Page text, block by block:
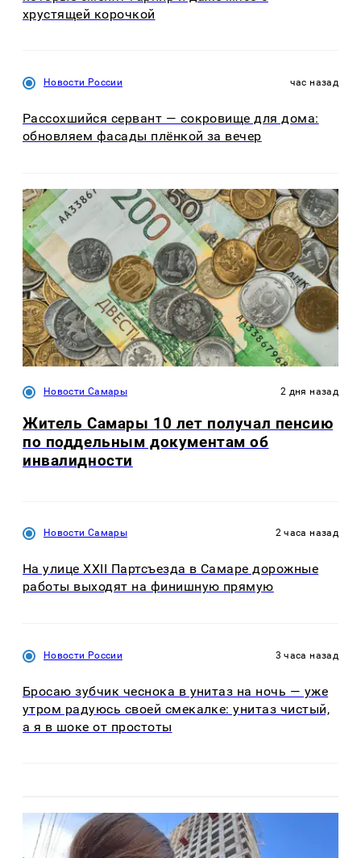
хрустящей корочкой
Новости России час назад
Рассохшийся сервант — сокровище для дома:
обновляем фасады плёнкой за вечер
Новости Самары 2 дня назад
Житель Самары 10 лет получал пенсию
по поддельным документам об
инвалидности
Новости Самары 2 часа назад
На улице XXII Партсъезда в Самаре дорожные
работы выходят на финишную прямую
Новости России 3 часа назад
Бросаю зубчик чеснока в унитаз на ночь — уже
утром радуюсь своей смекалке: унитаз чистый,
а я в шоке от простоты